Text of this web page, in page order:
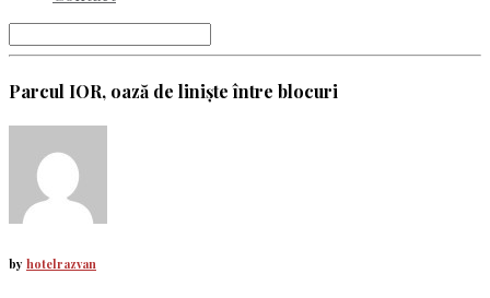
Parcul IOR, oază de liniște între blocuri
by hotelrazvan